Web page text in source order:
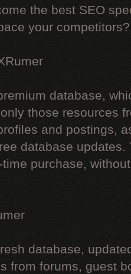
the best SEO
your competitors?
database,
those resources
and postings,
database updates.
purchase,
database,
from forums, guest